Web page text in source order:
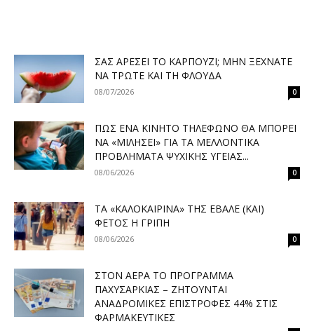
ΣΑΣ ΑΡΈΣΕΙ ΤΟ ΚΑΡΠΟΎΖΙ; ΜΗΝ ΞΕΧΝΆΤΕ
ΝΑ ΤΡΏΤΕ ΚΑΙ ΤΗ ΦΛΟΎΔΑ
08/07/2026 0
ΠΏΣ ΈΝΑ ΚΙΝΗΤΌ ΤΗΛΈΦΩΝΟ ΘΑ ΜΠΟΡΕΊ
ΝΑ «ΜΙΛΉΣΕΙ» ΓΙΑ ΤΑ ΜΕΛΛΟΝΤΙΚΆ
ΠΡΟΒΛΉΜΑΤΑ ΨΥΧΙΚΉΣ ΥΓΕΊΑΣ...
08/06/2026 0
ΤΑ «ΚΑΛΟΚΑΙΡΙΝΆ» ΤΗΣ ΈΒΑΛΕ (ΚΑΙ)
ΦΈΤΟΣ Η ΓΡΊΠΗ
08/06/2026 0
ΣΤΟΝ ΑΈΡΑ ΤΟ ΠΡΌΓΡΑΜΜΑ
ΠΑΧΥΣΑΡΚΊΑΣ – ΖΗΤΟΎΝΤΑΙ
ΑΝΑΔΡΟΜΙΚΈΣ ΕΠΙΣΤΡΟΦΈΣ 44% ΣΤΙΣ
ΦΑΡΜΑΚΕΥΤΙΚΈΣ